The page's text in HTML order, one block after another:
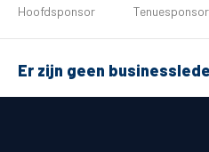
Tickets
Matchdays
Hoofdsponsor
Er zijn geen